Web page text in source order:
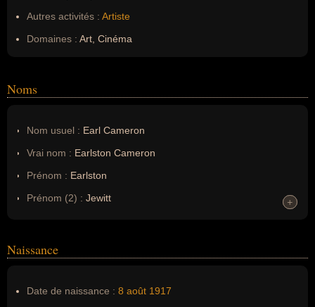
Autres activités : Artiste
Domaines : Art, Cinéma
Noms
Nom usuel : Earl Cameron
Vrai nom : Earlston Cameron
Prénom : Earlston
Prénom (2) : Jewitt
+
+
Naissance
Date de naissance : 8 août 1917